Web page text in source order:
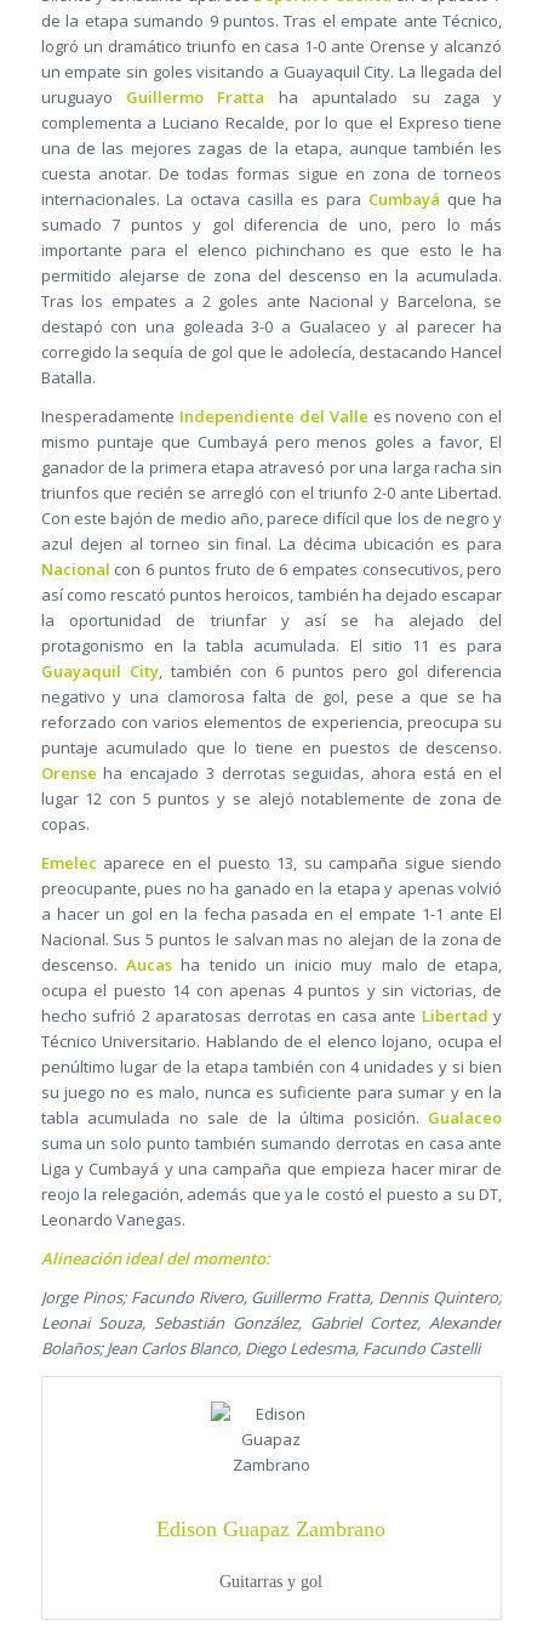
de la etapa sumando 9 puntos. Tras el empate ante Técnico,
logró un dramático triunfo en casa 1-0 ante Orense y alcanzó
un empate sin goles visitando a Guayaquil City. La llegada del
uruguayo Guillermo Fratta ha apuntalado su zaga y
complementa a Luciano Recalde, por lo que el Expreso tiene
una de las mejores zagas de la etapa, aunque también les
cuesta anotar. De todas formas sigue en zona de torneos
internacionales. La octava casilla es para Cumbayá que ha
sumado 7 puntos y gol diferencia de uno, pero lo más
importante para el elenco pichinchano es que esto le ha
permitido alejarse de zona del descenso en la acumulada.
Tras los empates a 2 goles ante Nacional y Barcelona, se
destapó con una goleada 3-0 a Gualaceo y al parecer ha
corregido la sequía de gol que le adolecía, destacando Hancel
Batalla.
Inesperadamente Independiente del Valle es noveno con el
mismo puntaje que Cumbayá pero menos goles a favor, El
ganador de la primera etapa atravesó por una larga racha sin
triunfos que recién se arregló con el triunfo 2-0 ante Libertad.
Con este bajón de medio año, parece difícil que los de negro y
azul dejen al torneo sin final. La décima ubicación es para
Nacional con 6 puntos fruto de 6 empates consecutivos, pero
así como rescató puntos heroicos, también ha dejado escapar
la oportunidad de triunfar y así se ha alejado del
protagonismo en la tabla acumulada. El sitio 11 es para
Guayaquil City, también con 6 puntos pero gol diferencia
negativo y una clamorosa falta de gol, pese a que se ha
reforzado con varios elementos de experiencia, preocupa su
puntaje acumulado que lo tiene en puestos de descenso.
Orense ha encajado 3 derrotas seguidas, ahora está en el
lugar 12 con 5 puntos y se alejó notablemente de zona de
copas.
Emelec aparece en el puesto 13, su campaña sigue siendo
preocupante, pues no ha ganado en la etapa y apenas volvió
a hacer un gol en la fecha pasada en el empate 1-1 ante El
Nacional. Sus 5 puntos le salvan mas no alejan de la zona de
descenso.Aucas ha tenido un inicio muy malo de etapa,
ocupa el puesto 14 con apenas 4 puntos y sin victorias, de
hecho sufrió 2 aparatosas derrotas en casa ante Libertad y
Técnico Universitario. Hablando de el elenco lojano, ocupa el
penúltimo lugar de la etapa también con 4 unidades y si bien
su juego no es malo, nunca es suficiente para sumar y en la
tabla acumulada no sale de la última posición. Gualaceo
suma un solo punto también sumando derrotas en casa ante
Liga y Cumbayá y una campaña que empieza hacer mirar de
reojo la relegación, además que ya le costó el puesto a su DT,
Leonardo Vanegas.
Alineación ideal del momento:
Jorge Pinos; Facundo Rivero, Guillermo Fratta, Dennis Quintero;
Leonai Souza, Sebastián González, Gabriel Cortez, Alexander
Bolaños; Jean Carlos Blanco, Diego Ledesma, Facundo Castelli
Edison Guapaz Zambrano
Guitarras y gol